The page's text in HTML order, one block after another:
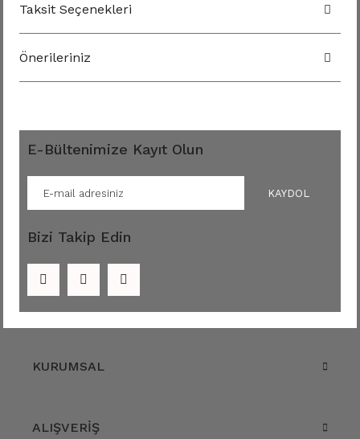
Taksit Seçenekleri
Önerileriniz
E-Bültenimize Kayıt Olun
KAYDOL
Bizi Takip Edin
KURUMSAL
ALIŞVERİŞ